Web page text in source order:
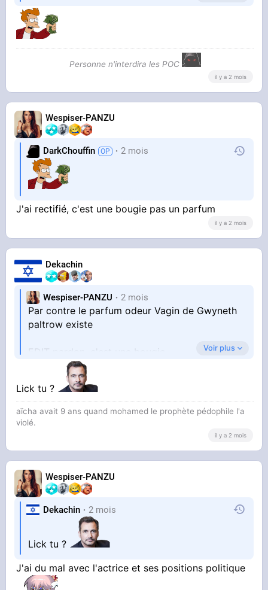
mon-orgasme-101508.html
Personne n'interdira les POC
il y a 2 mois
Wespiser-PANZU
DarkChouffin 2 mois
J'ai rectifié, c'est une bougie pas un parfum
il y a 2 mois
Dekachin
Wespiser-PANZU 2 mois
Par contre le parfum odeur Vagin de Gwyneth
paltrow existe
mon-orgasme-101508.html
Voir plus
Lick tu ?
aïcha avait 9 ans quand mohamed le prophète pédophile l'a
violé.
il y a 2 mois
Wespiser-PANZU
Dekachin 2 mois
Lick tu ?
J'ai du mal avec l'actrice et ses positions politique